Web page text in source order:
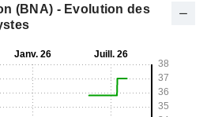
(BNA) - Evolution des